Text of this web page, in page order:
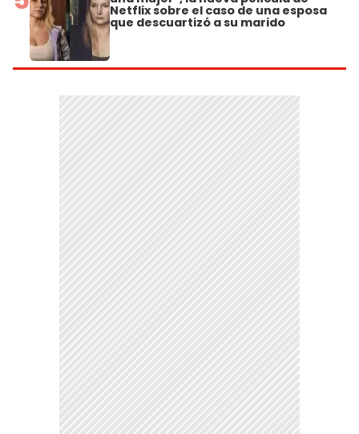
Netflix sobre el caso de una esposa
que descuartizó a su marido